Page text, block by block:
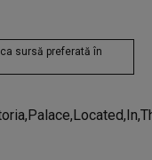
ca sursă preferată în